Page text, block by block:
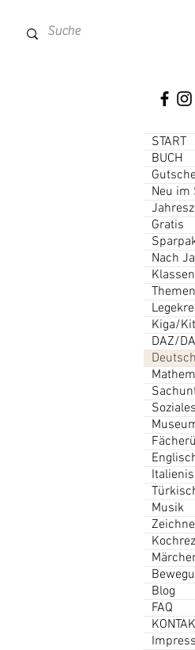
START
BUCH
Neu im
Gratis
Nach
Kiga/
DAZ/
Deutsch
Musik
Blog
FAQ